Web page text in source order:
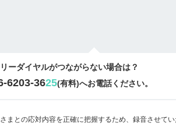
ーダイヤルがつながらない場合は？
6203-3625(有料)へお電話ください。
まとの応対内容を正確に把握するため、録音させてい